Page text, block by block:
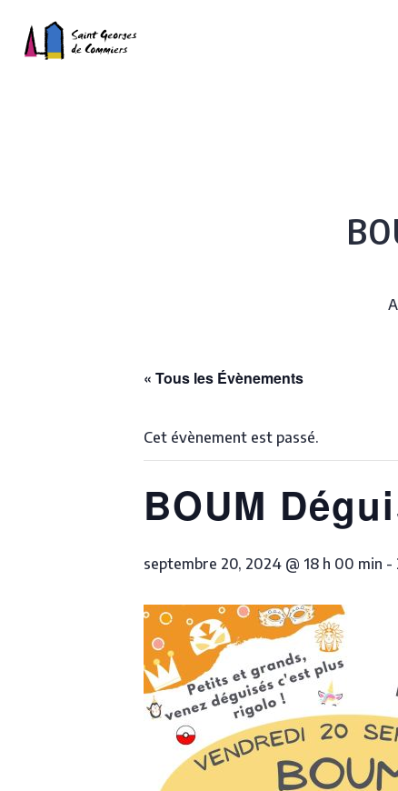
« Tous les Évènements
Cet évènement est passé.
BOUM
septembre 20, 2024 @ 18 h 00 min -